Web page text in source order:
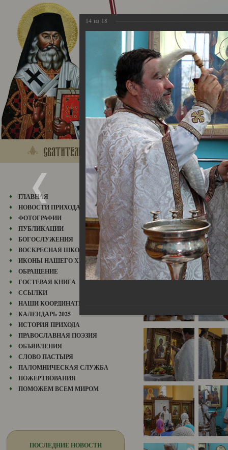
ГЛАВНАЯ
НОВОСТИ ПРИХОДА
ФОТОГРАФИИ
ПУБЛИКАЦИИ
БОГОСЛУЖЕНИЯ
ВОСКРЕСНАЯ ШКОЛА
ИКОНЫ НАШЕГО ХРАМА
ОБРАЩЕНИЕ
ГОСТЕВАЯ КНИГА
ССЫЛКИ
НАШИ КООРДИНАТЫ
КАЛЕНДАРЬ 2025
ИСТОРИЯ ПРИХОДА
ПРАВОСЛАВНАЯ ПОЭЗИЯ
ОБЪЯВЛЕНИЯ
СЛОВО ПАСТЫРЯ
ПАЛОМНИЧЕСКАЯ СЛУЖБА
ПОЖЕРТВОВАНИЯ
ПОМОЖЕМ ВСЕМ МИРОМ
ПОСЛЕДНИЕ НОВОСТИ
2022
20.08.2022
14 из 18